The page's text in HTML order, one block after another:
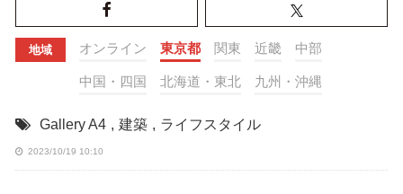
地域 オンライン 東京都 関東 近畿 中部
中国・四国 北海道・東北 九州・沖縄
Gallery A4 , 建築 , ライフスタイル
2023/10/19 10:10